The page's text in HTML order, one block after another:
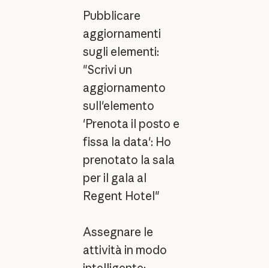
Pubblicare
aggiornamenti
sugli elementi:
"Scrivi un
aggiornamento
sull'elemento
'Prenota il posto e
fissa la data': Ho
prenotato la sala
per il gala al
Regent Hotel"
Assegnare le
attività in modo